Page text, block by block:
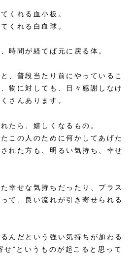
くれる血小板。
くれる白血球。
時間が経てば元に戻る体。
、普段当たり前にやっているこ
物に対しても、日々感謝しなけ
さんあります。
たら、嬉しくなるもの。
この人のために何かしてあげた
れた方も、明るい気持ち、幸せ
幸せな気持ちだったり、プラス
て、良い流れが引き寄せられる
んだという強い気持ちが加わる
せ”というものが起こると思って